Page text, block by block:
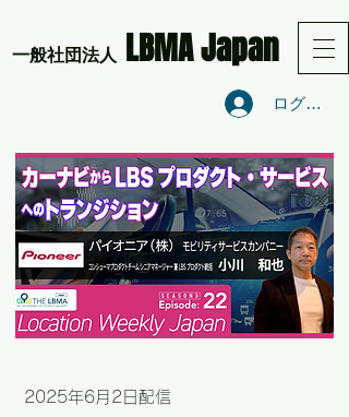
​一般社団法人 LBMA Japan
ログイン
2025年6月2 日配信